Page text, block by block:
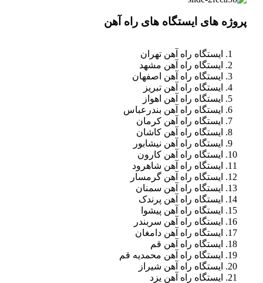
پروژه های ایستگاه های راه آهن
ایستگاه راه آهن تهران
ایستگاه راه آهن مشهد
ایستگاه راه آهن اصفهان
ایستگاه راه آهن تبریز
ایستگاه راه آهن اهواز
ایستگاه راه آهن بندرعباس
ایستگاه راه آهن کرمان
ایستگاه راه آهن کاشان
ایستگاه راه آهن نیشابور
ایستگاه راه آهن کارون
ایستگاه راه آهن شاهرود
ایستگاه راه آهن گرمسار
ایستگاه راه آهن سمنان
ایستگاه راه آهن پرندک
ایستگاه راه آهن پیشوا
ایستگاه راه آهن سربندر
ایستگاه راه آهن دامغان
ایستگاه راه آهن قم
ایستگاه راه آهن محمدیه قم
ایستگاه راه آهن شیراز
ایستگاه راه آهن یزد